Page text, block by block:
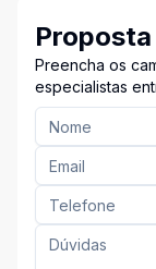
Proposta
Preencha os
especialistas